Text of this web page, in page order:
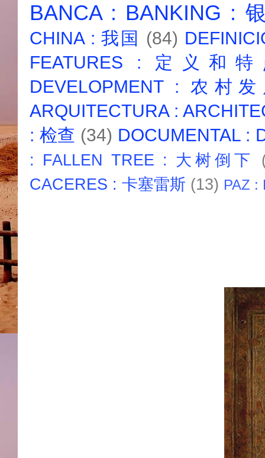
BANCA : BANKING :
CHINA : 我国 (84)
FEATURES : 定义和
DEVELOPMENT : 农村
ARQUITECTURA :
: 检查 (34) DOCUMENTAL :
: FALLEN TREE : 大树倒下
CACERES : 卡塞雷斯 (13) PAZ :